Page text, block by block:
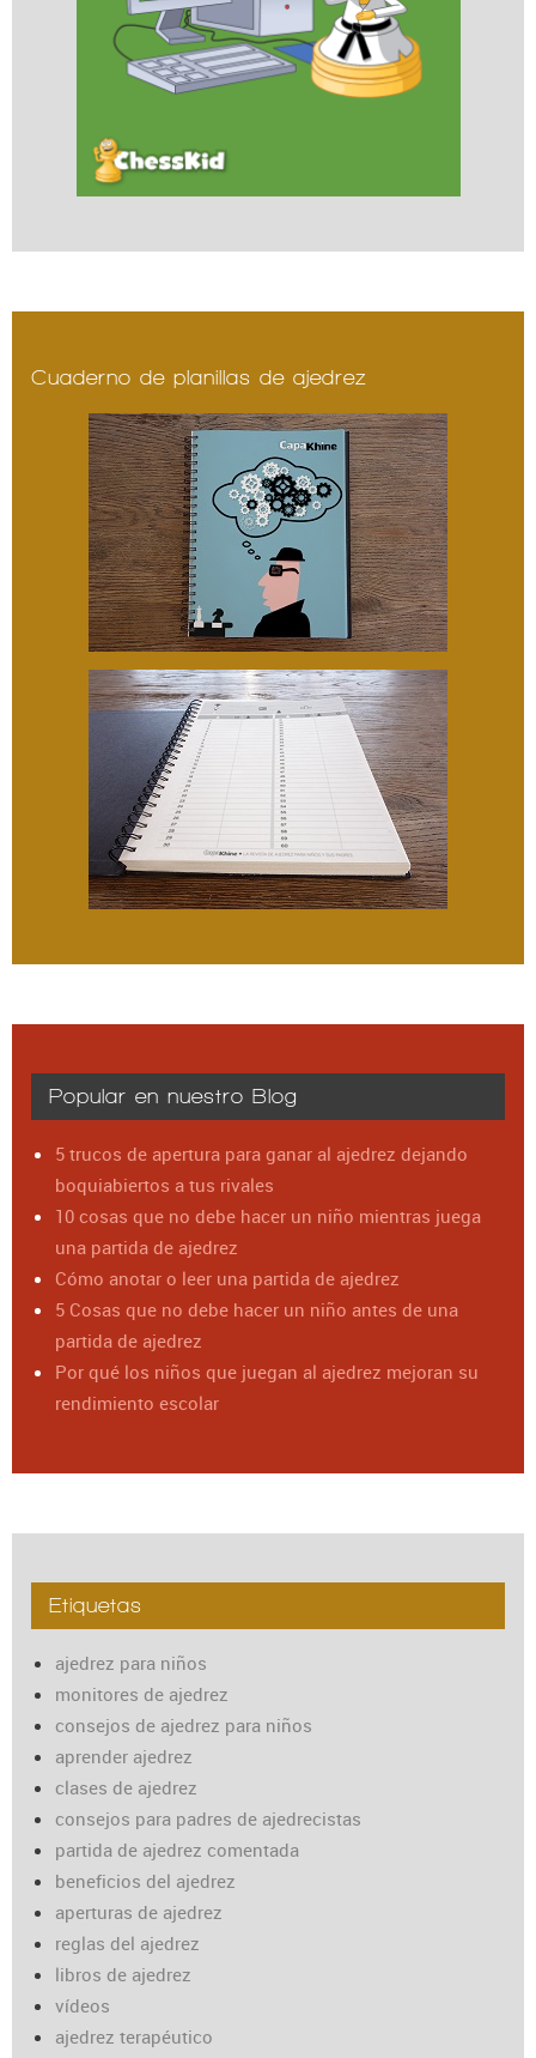
Cuaderno de planillas de ajedrez
Popular en nuestro Blog
5 trucos de apertura para ganar al ajedrez dejando
boquiabiertos a tus rivales
10 cosas que no debe hacer un niño mientras juega
una partida de ajedrez
Cómo anotar o leer una partida de ajedrez
5 Cosas que no debe hacer un niño antes de una
partida de ajedrez
Por qué los niños que juegan al ajedrez mejoran su
rendimiento escolar
Etiquetas
ajedrez para niños
monitores de ajedrez
consejos de ajedrez para niños
aprender ajedrez
clases de ajedrez
consejos para padres de ajedrecistas
partida de ajedrez comentada
beneficios del ajedrez
aperturas de ajedrez
reglas del ajedrez
libros de ajedrez
vídeos
ajedrez terapéutico